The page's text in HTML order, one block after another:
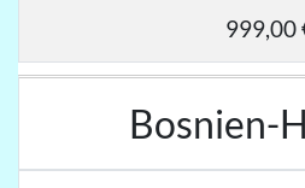
999,00
Bosnien-